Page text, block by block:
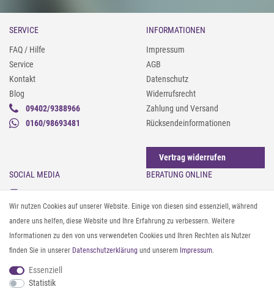
SERVICE
FAQ / Hilfe
Service
Kontakt
Blog
09402/9388966
0160/98693481
INFORMATIONEN
Impressum
AGB
Datenschutz
Widerrufsrecht
Zahlung und Versand
Rücksendeinformationen
Vertrag widerrufen
SOCIAL MEDIA
Instagram
Facebook
Pinterest
Twitter
Youtube
Threads
BERATUNG ONLINE
Gürtel messen & kürzen
Sonnenbrillen & UV-Schutz
Textilpflege
Textil- und Material-Guide
Geldbörse richtig organisieren
Wir nutzen Cookies auf unserer Website. Einige von diesen sind essenziell, während
andere uns helfen, diese Website und Ihre Erfahrung zu verbessern. Weitere
Informationen zu den von uns verwendeten Cookies und Ihren Rechten als Nutzer
finden Sie in unserer Daten­schutz­erklärung und unserem Impressum.
Essenziell
Statistik